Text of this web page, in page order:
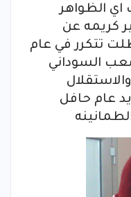
اي الظواهر
كريمه عن
تتكرر في عام
السوداني
عام حافل